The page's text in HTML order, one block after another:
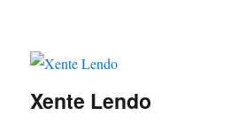
Xente Lendo